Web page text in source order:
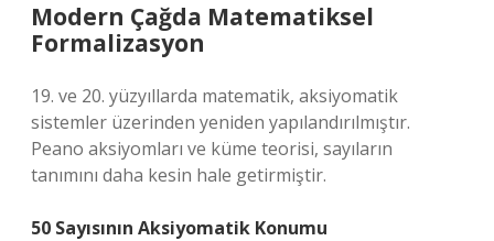
Modern Çağda Matematiksel
Formalizasyon
19. ve 20. yüzyıllarda matematik, aksiyomatik
sistemler üzerinden yeniden yapılandırılmıştır.
Peano aksiyomları ve küme teorisi, sayıların
tanımını daha kesin hale getirmiştir.
50 Sayısının Aksiyomatik Konumu